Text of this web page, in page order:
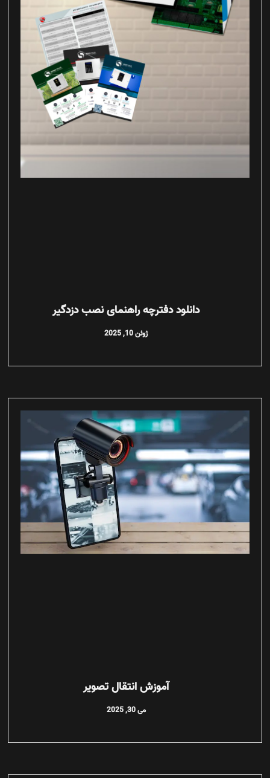
دانلود دفترچه راهنمای نصب دزدگیر
ژوئن 10, 2025
آموزش انتقال تصویر
می 30, 2025